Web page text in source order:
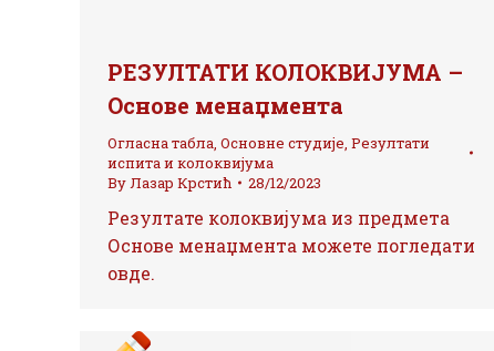
РЕЗУЛТАТИ КОЛОКВИЈУМА –
Основе менаџмента
Огласна табла, Основне студије, Резултати
испита и колоквијума
ByЛазар Крстић 28/12/2023
Резултате колоквијума из предмета
Основе менаџмента можете погледати
овде.